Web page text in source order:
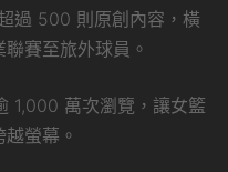
過 500 則原創內容，橫
賽至旅外球員。
1,000 萬次瀏覽，讓女籃
螢幕。